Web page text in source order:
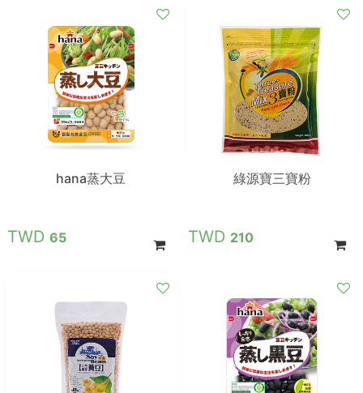
hana蒸大豆
65
綠源寶三寶粉
210